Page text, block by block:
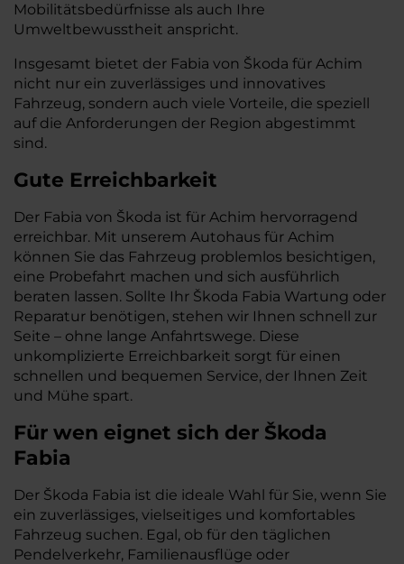
Mobilitätsbedürfnisse als auch Ihre
Umweltbewusstheit anspricht.
Insgesamt bietet der Fabia von Škoda für Achim
nicht nur ein zuverlässiges und innovatives
Fahrzeug, sondern auch viele Vorteile, die speziell
auf die Anforderungen der Region abgestimmt
sind.
Gute Erreichbarkeit
Der Fabia von Škoda ist für Achim hervorragend
erreichbar. Mit unserem Autohaus für Achim
können Sie das Fahrzeug problemlos besichtigen,
eine Probefahrt machen und sich ausführlich
beraten lassen. Sollte Ihr Škoda Fabia Wartung oder
Reparatur benötigen, stehen wir Ihnen schnell zur
Seite – ohne lange Anfahrtswege. Diese
unkomplizierte Erreichbarkeit sorgt für einen
schnellen und bequemen Service, der Ihnen Zeit
und Mühe spart.
Für wen eignet sich der Škoda
Fabia
Der Škoda Fabia ist die ideale Wahl für Sie, wenn Sie
ein zuverlässiges, vielseitiges und komfortables
Fahrzeug suchen. Egal, ob für den täglichen
Pendelverkehr, Familienausflüge oder